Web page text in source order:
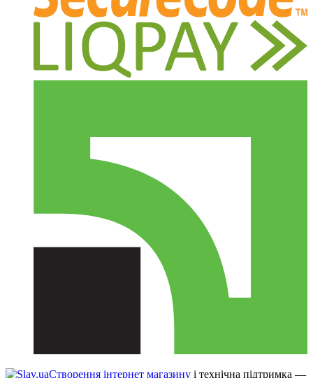
Створення інтернет магазину і технічна підтримка —